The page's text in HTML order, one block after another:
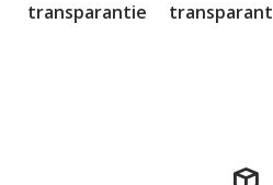
transparantie
transparant